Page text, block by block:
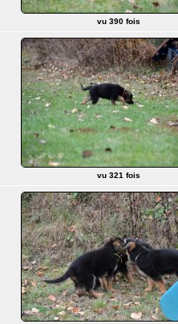
vu 390 fois
vu 321 fois